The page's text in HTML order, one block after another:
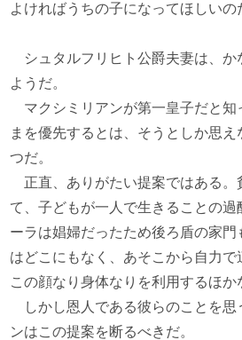
よければうちの子になってほしいの
シュタルフリヒト公爵夫妻は、か
ようだ。
マクシミリアンが第一皇子だと知
まを優先するとは、そうとしか思
つだ。
正直、ありがたい提案ではある。
て、子どもが一人で生きることの過
ーラは娼婦だったため後ろ盾の家門
はどこにもなく、あそこから自力で
この顔なり身体なりを利用するほか
しかし恩人である彼らのことを思
ンはこの提案を断るべきだ。